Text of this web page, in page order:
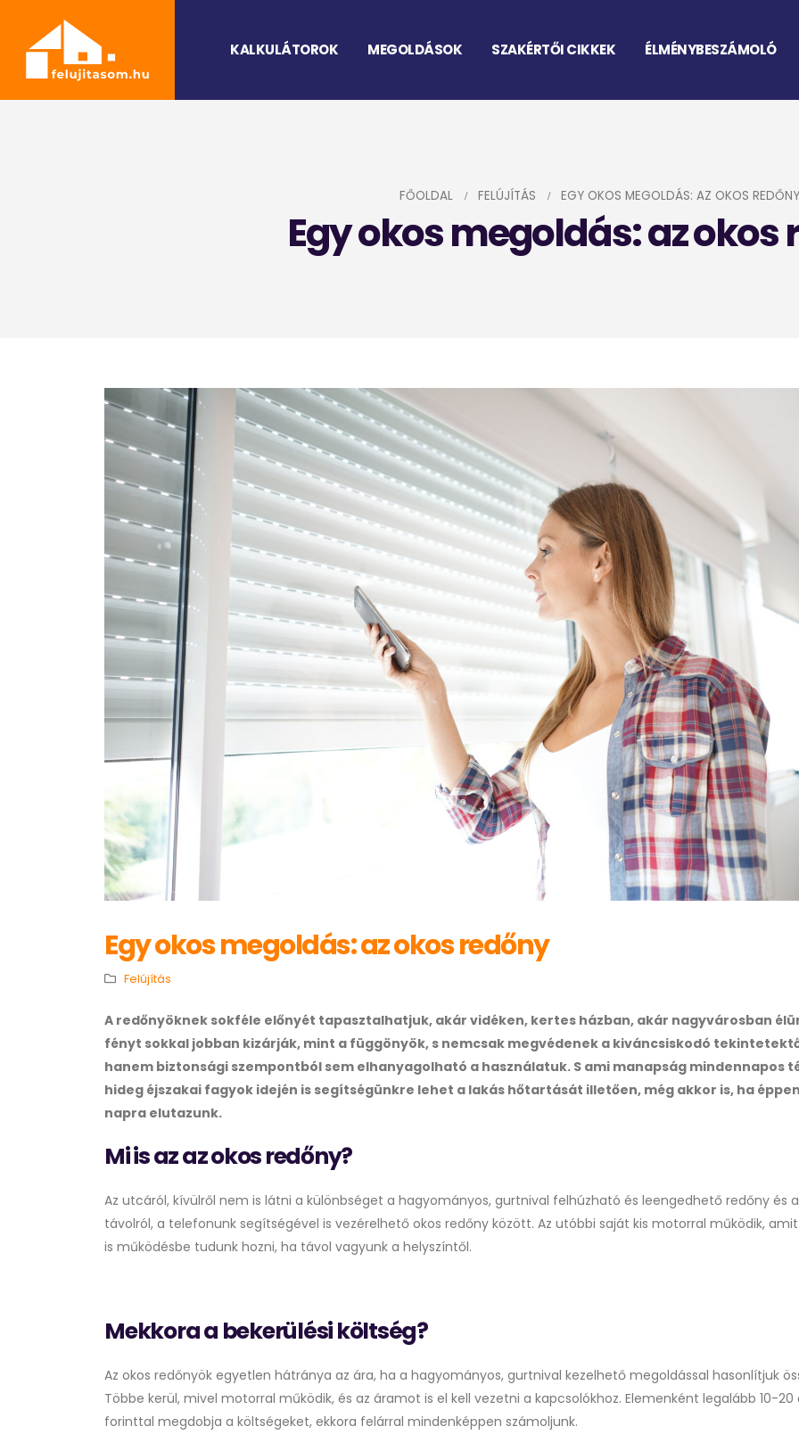
KALKULÁTOROK MEGOLDÁSOK SZAKÉRTŐI CIKKEK ÉLMÉNYBESZÁMOLÓ
FŐOLDAL FELÚJÍTÁS EGY OKOS MEGOLDÁS: AZ OKOS REDŐNY
Egy okos megoldás: az okos
Egy okos megoldás: az okos redőny
Felújítás
A redőnyöknek sokféle előnyét tapasztalhatjuk, akár vidéken, kertes házban, akár nagyvárosban
fényt sokkal jobban kizárják, mint a függönyök, s nemcsak megvédenek a kiváncsiskodó
hanem biztonsági szempontból sem elhanyagolható a használatuk. S ami manapság mindennapos
hideg éjszakai fagyok idején is segítségünkre lehet a lakás hőtartását illetően, még akkor is, ha
napra elutazunk.
Mi is az az okos redőny?
Az utcáról, kívülről nem is látni a különbséget a hagyományos, gurtnival felhúzható és leengedhető redőny és
távolról, a telefonunk segítségével is vezérelhető okos redőny között. Az utóbbi saját kis motorral működik,
is működésbe tudunk hozni, ha távol vagyunk a helyszíntől.
Mekkora a bekerülési költség?
Az okos redőnyök egyetlen hátránya az ára, ha a hagyományos, gurtnival kezelhető megoldással hasonlítjuk
Többe kerül, mivel motorral működik, és az áramot is el kell vezetni a kapcsolókhoz. Elemenként legalább 10-20
forinttal megdobja a költségeket, ekkora felárral mindenképpen számoljunk.